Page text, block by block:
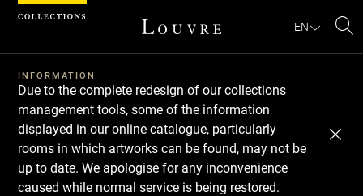
EN
INFORMATION
Due to the complete redesign of our collections
management tools, some of the information
displayed in our online catalogue, particularly
rooms in which artworks can be found, may not be
up to date. We apologise for any inconvenience
caused while normal service is being restored.
Cookies management panel